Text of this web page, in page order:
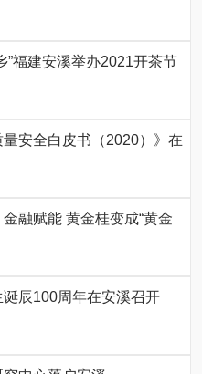
”福建安溪举办2021开茶节
量安全白皮书（2020）》在
融赋能 黄金桂变成“黄金
辰100周年在安溪召开